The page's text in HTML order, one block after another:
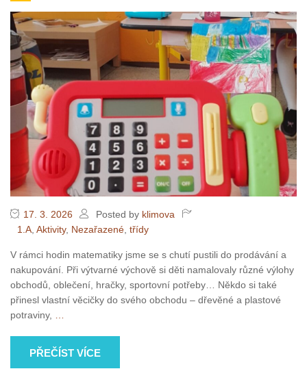
17. 3. 2026 Posted by klimova
1.A Aktivity, Nezařazené třídy
V rámci hodin matematiky jsme se s chutí pustili do prodávání a
nakupování. Při výtvarné výchově si děti namalovaly různé výlohy
obchodů, oblečení, hračky, sportovní potřeby… Někdo si také
přinesl vlastní věcičky do svého obchodu – dřevěné a plastové
potraviny,
PŘEČÍST VÍCE